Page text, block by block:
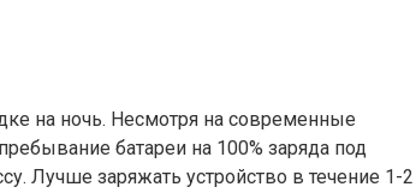
на ночь. Несмотря на современные
батареи на 100% заряда под
Лучше заряжать устройство в течение 1-2